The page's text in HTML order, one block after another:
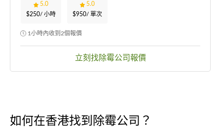
5.0
$250/ 小時
5.0
$950/ 單次
1小時內收到2個報價
立刻找除霉公司報價
如何在香港找到除霉公司？